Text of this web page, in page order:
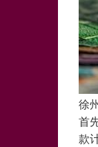
徐
首
款